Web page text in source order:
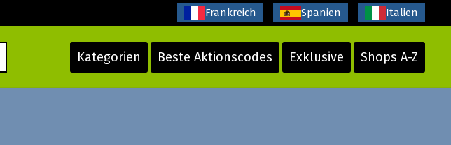
Kategorien Beste Aktionscodes Exklusive Shops A-Z
Frankreich Spanien Italien